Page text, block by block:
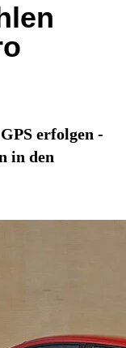
erfolgen -
in den